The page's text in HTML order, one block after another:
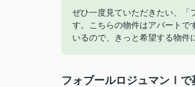
ぜひ一度見ていただきたい、
す。こちらの物件はアパートで
いるので、きっと希望する物件
フォブールロジュマンⅠで